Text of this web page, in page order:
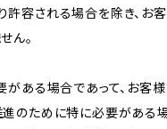
許容される場合を除き、
ん。
がある場合であって、お客
のために特に必要がある